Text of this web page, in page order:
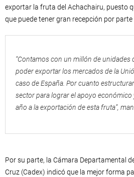
exportar la fruta del Achachairu, puesto
que puede tener gran recepción por
“Contamos con un millón de unidades
poder exportar los mercados de la
caso de España. Por cuanto
sector para lograr el apoyo
año a la exportación de esta fruta”,
Por su parte, la Cámara Departamental
Cruz (Cadex) indicó que la mejor forma